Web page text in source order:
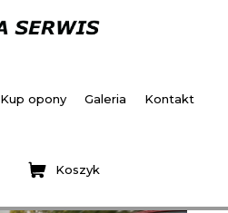
Kup opony Galeria Kontakt
Koszyk